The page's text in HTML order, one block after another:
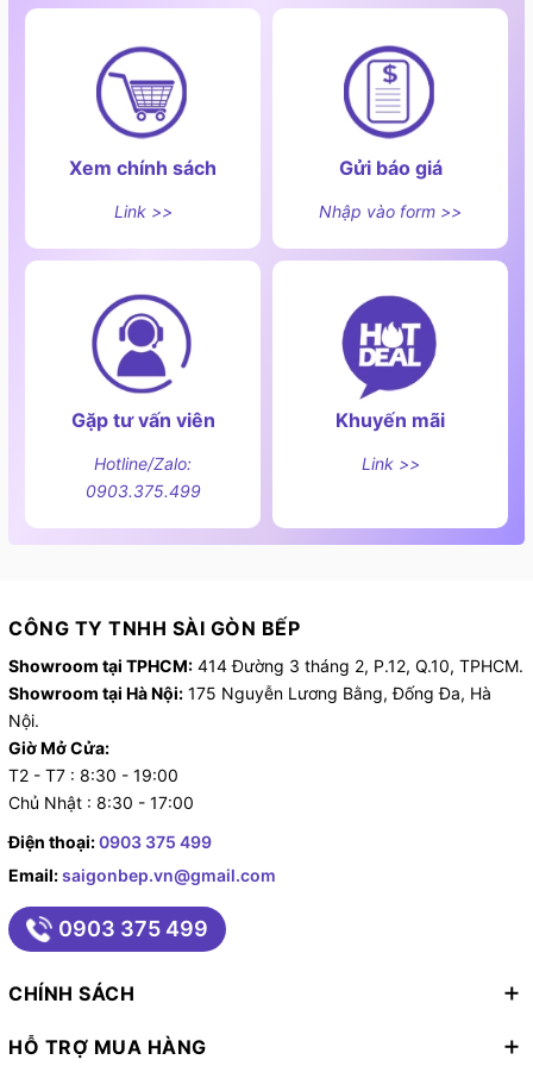
Với thiết kế nhỏ gọn, hiệu năng mạnh mẽ và nhiều tính
năng hiện đại GandX SMS6GX10G xứng đáng là lựa
chọn tối ưu cho gia đình. Liên hệ ngay Hotline/Zalo:
được tư vấn và trải nghiệm thực tế sản phẩm.
Xem chính sách
Link >>
Gửi báo giá
Nhập vào form >>
Gặp tư vấn viên
Hotline/Zalo:
0903.375.499
Khuyến mãi
Link >>
CÔNG TY TNHH SÀI GÒN BẾP
Showroom tại TPHCM: 414 Đường 3 tháng 2, P.12, Q.10, TPHCM.
Showroom tại Hà Nội: 175 Nguyễn Lương Bằng, Đống Đa, Hà
Nội.
Giờ Mở Cửa:
T2 - T7 : 8:30 - 19:00
Chủ Nhật : 8:30 - 17:00
Điện thoại:0903 375 499
Email:saigonbep.vn@gmail.com
0903 375 499
CHÍNH SÁCH
HỖ TRỢ MUA HÀNG